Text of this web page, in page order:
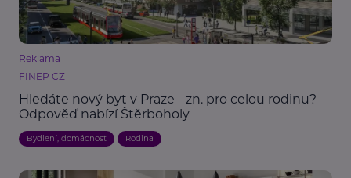
Reklama
FINEP CZ
Hledáte nový byt v Praze - zn. pro celou rodinu?
Odpověď nabízí Štěrboholy
Bydlení, domácnost Rodina